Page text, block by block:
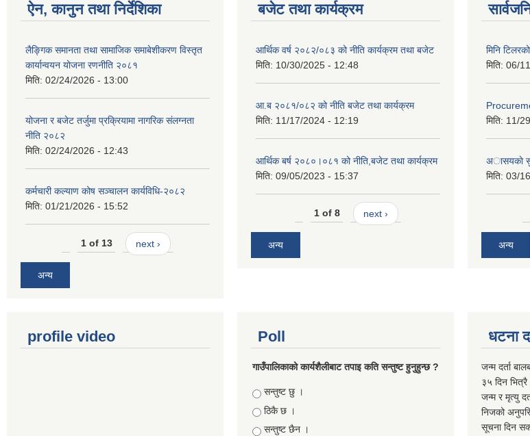
ऐन, कानुन तथा निर्देशिका
लैङ्गिक समानता तथा सामाजिक समाबेशीकरण विस्तृत
कार्यान्वयन योजना रणनीति २०८१
मिति: 02/24/2026 - 13:00
योजना र बजेट तर्जुमा प्रक्रियामा नागरिक संलग्नता
नीति २०८२
मिति: 02/24/2026 - 12:43
कर्मचारी कल्याण कोष सञ्चालन कार्यविधि-२०८२
मिति: 01/21/2026 - 15:52
1 of 13 next ›
अन्य
बजेट तथा कार्यक्रम
आर्थिक वर्ष २०८२/०८३ को नीति कार्यक्रम तथा बजेट
मिति: 10/30/2025 - 12:48
आ.ब २०८१/०८२ को नीति बजेट तथा कार्यक्रम
मिति: 11/17/2024 - 12:19
आर्थिक बर्ष २०८०।०८१ को नीति,बजेट तथा कार्यक्रम
मिति: 09/05/2023 - 15:37
1 of 8 next ›
अन्य
मिनि
मिति: 06/
मिति: 11/
अासयकाे
मिति: 03/
अन्य
profile video Poll
गाउँपालिकाको कार्यशैलीबाट तपाइ कति सन्तुष्ट हुनुहुन्छ ?
Choices
सन्तुष्ट छु ।
ठिकै छ ।
सन्तुष्ट छैन ।
धटना
जन्म दर्ता
३५ दिन भित्रै
जन्म र मृत्यु
निजको
सूचना दिन